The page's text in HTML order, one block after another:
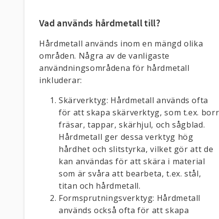
Vad används hårdmetall till?
Hårdmetall används inom en mängd olika
områden. Några av de vanligaste
användningsområdena för hårdmetall
inkluderar:
Skärverktyg: Hårdmetall används ofta
för att skapa skärverktyg, som t.ex.
fräsar, tappar, skärhjul, och sågblad.
Hårdmetall ger dessa verktyg hög
hårdhet och slitstyrka, vilket gör att de
kan användas för att skära i material
som är svåra att bearbeta, t.ex. stål,
titan och hårdmetall.
Formsprutningsverktyg: Hårdmetall
används också ofta för att skapa